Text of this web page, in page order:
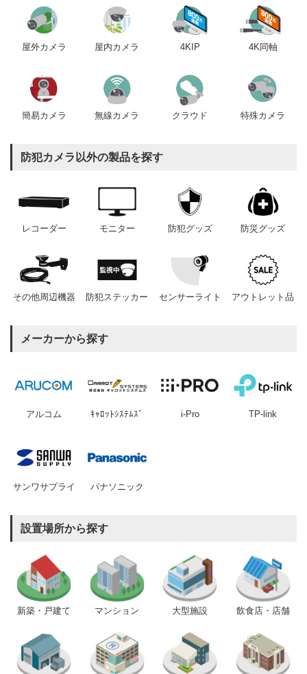
屋外カメラ 屋内カメラ 4KIP 4K同軸
簡易カメラ 無線カメラ クラウド 特殊カメラ
防犯カメラ以外の製品を探す
レコーダー モニター 防犯グッズ 防災グッズ
その他周辺機器 防犯ステッカー センサーライト アウトレット品
メーカーから探す
アルコム ｷｬﾛｯﾄｼｽﾃﾑｽﾞ i-Pro TP-link
サンワサプライ パナソニック
設置場所から探す
新築・戸建て マンション 大型施設 飲食店・店舗